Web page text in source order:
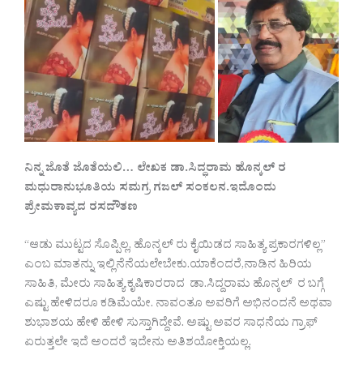
ನಿನ್ನ ಜೊತೆ ಜೊತೆಯಲಿ… ಲೇಖಕ ಡಾ.ಸಿದ್ಧರಾಮ ಹೊನ್ಕಲ್ ರ
ಮಧುರಾನುಭೂತಿಯ ಸಮಗ್ರ ಗಜಲ್ ಸಂಕಲನ.ಇದೊಂದು
ಪ್ರೇಮಕಾವ್ಯದ ರಸದೌತಣ
“ಆಡು ಮುಟ್ಟದ ಸೊಪ್ಪಿಲ್ಲ, ಹೊನ್ಕಲ್ ರು ಕೈಯಿಡದ ಸಾಹಿತ್ಯ ಪ್ರಕಾರಗಳಿಲ್ಲ”
ಎಂಬ ಮಾತನ್ನು ಇಲ್ಲಿನೆನೆಯಲೇಬೇಕು.ಯಾಕೆಂದರೆ,ನಾಡಿನ ಹಿರಿಯ
ಸಾಹಿತಿ, ಮೇರು ಸಾಹಿತ್ಯ ಕೃಷಿಕಾರರಾದ ಡಾ.ಸಿದ್ದರಾಮ ಹೊನ್ಕಲ್ ರ ಬಗ್ಗೆ
ಎಷ್ಟು ಹೇಳಿದರೂ ಕಡಿಮೆಯೇ. ನಾವಂತೂ ಅವರಿಗೆ ಅಭಿನಂದನೆ ಅಥವಾ
ಶುಭಾಶಯ ಹೇಳಿ ಹೇಳಿ ಸುಸ್ತಾಗಿದ್ದೇವೆ. ಅಷ್ಟು ಅವರ ಸಾಧನೆಯ ಗ್ರಾಫ್
ಏರುತ್ತಲೇ ಇದೆ ಅಂದರೆ ಇದೇನು ಅತಿಶಯೋಕ್ತಿಯಲ್ಲ.